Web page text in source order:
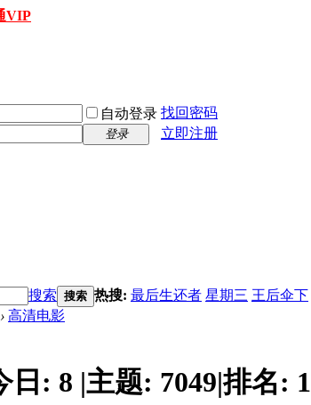
VIP
自动登录 找回密码
登录
立即注册
搜索 搜索 热搜: 最后生还者 星期三 王后伞下
› 高清电影
日: 8 |主题: 7049|排名: 1